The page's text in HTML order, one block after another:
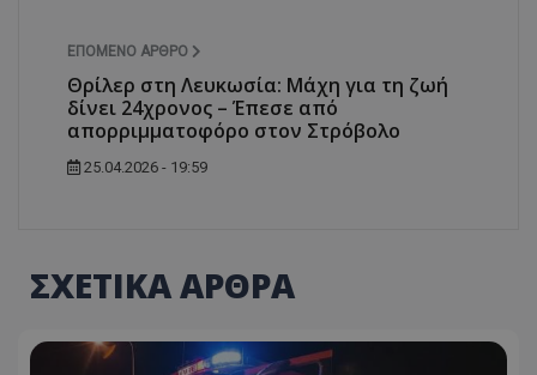
ΕΠΌΜΕΝΟ ΆΡΘΡΟ
Θρίλερ στη Λευκωσία: Μάχη για τη ζωή
δίνει 24χρονος – Έπεσε από
απορριμματοφόρο στον Στρόβολο
25.04.2026 - 19:59
ΣΧΕΤΙΚΑ ΑΡΘΡΑ